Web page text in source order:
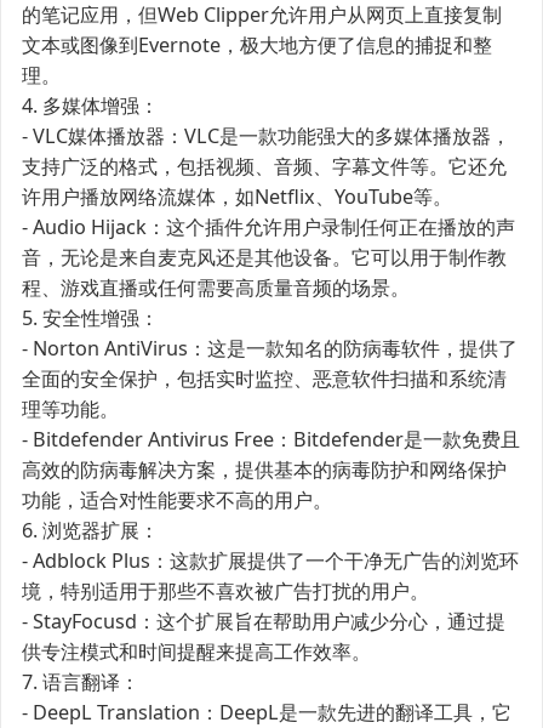
的笔记应用，但Web Clipper允许用户从网页上直接复制
文本或图像到Evernote，极大地方便了信息的捕捉和整
理。
4. 多媒体增强：
- VLC媒体播放器：VLC是一款功能强大的多媒体播放器，
支持广泛的格式，包括视频、音频、字幕文件等。它还允
许用户播放网络流媒体，如Netflix、YouTube等。
- Audio Hijack：这个插件允许用户录制任何正在播放的声
音，无论是来自麦克风还是其他设备。它可以用于制作教
程、游戏直播或任何需要高质量音频的场景。
5. 安全性增强：
- Norton AntiVirus：这是一款知名的防病毒软件，提供了
全面的安全保护，包括实时监控、恶意软件扫描和系统清
理等功能。
- Bitdefender Antivirus Free：Bitdefender是一款免费且
高效的防病毒解决方案，提供基本的病毒防护和网络保护
功能，适合对性能要求不高的用户。
6. 浏览器扩展：
- Adblock Plus：这款扩展提供了一个干净无广告的浏览环
境，特别适用于那些不喜欢被广告打扰的用户。
- StayFocusd：这个扩展旨在帮助用户减少分心，通过提
供专注模式和时间提醒来提高工作效率。
7. 语言翻译：
- DeepL Translation：DeepL是一款先进的翻译工具，它